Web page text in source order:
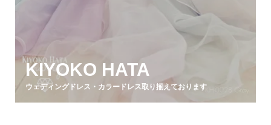
KIYOKO HATA
ウェディングドレス・カラードレス取り揃えております